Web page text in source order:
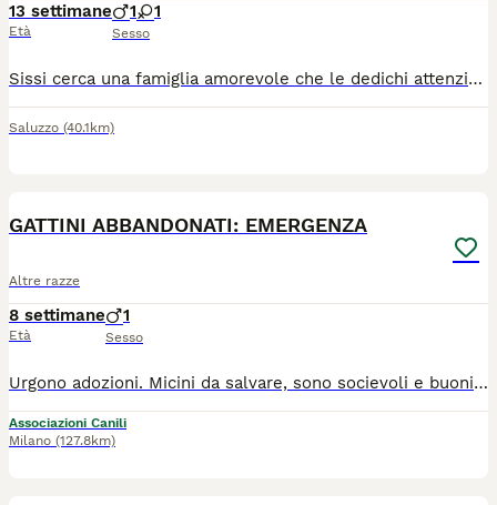
13 settimane
Età
1 1
Sesso
Sissi cerca una famiglia amorevole che le dedichi attenzioni. È cresciuta insieme al fratellino, alla mamma e agli altri gatti di casa in un contesto di campagna. Ama stare in giardino per conto suo, ma anche riposarsi in casa di pomeriggio.
Saluzzo (40.1km)
GATTINI ABBANDONATI: EMERGENZA
Altre razze
8 settimane
Età
1
Sesso
Urgono adozioni. Micini da salvare, sono socievoli e buonissimi. Nessuno chiama per loro.. sono dolcissimi e meritano una famiglia. Arrivano con staffetta a Melegnano Adozione Solo in CASA! OBBLIGATORIE finestre protette (ZANZARIERE/Reti) e balconi in sicurezza! Chiamate per uno di loro: 340/5783/896 Li affidiamo tutti in piena salute: vaccinati, chippati, sverminati.
Associazioni Canili
Milano (127.8km)